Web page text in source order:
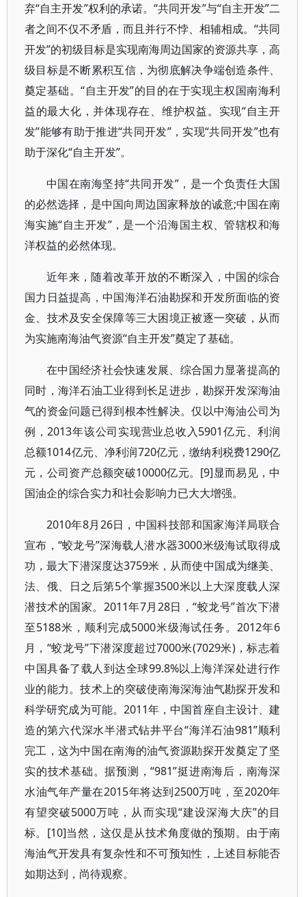
弃“自主开发”权利的承诺。“共同开发”与“自主开发”二
者之间不仅不矛盾，而且并行不悖、相辅相成。“共同
开发”的初级目标是实现南海周边国家的资源共享，高
级目标是不断累积互信，为彻底解决争端创造条件、
奠定基础。“自主开发”的目的在于实现主权国南海利
益的最大化，并体现存在、维护权益。实现“自主开
发”能够有助于推进“共同开发”，实现“共同开发”也有
助于深化“自主开发”。
中国在南海坚持“共同开发”，是一个负责任大国
的必然选择，是中国向周边国家释放的诚意;中国在南
海实施“自主开发”，是一个沿海国主权、管辖权和海
洋权益的必然体现。
近年来，随着改革开放的不断深入，中国的综合
国力日益提高，中国海洋石油勘探和开发所面临的资
金、技术及安全保障等三大困境正被逐一突破，从而
为实施南海油气资源“自主开发”奠定了基础。
在中国经济社会快速发展、综合国力显著提高的
同时，海洋石油工业得到长足进步，勘探开发深海油
气的资金问题已得到根本性解决。仅以中海油公司为
例，2013年该公司实现营业总收入5901亿元、利润
总额1014亿元、净利润720亿元，缴纳利税费1290亿
元，公司资产总额突破10000亿元。[9]显而易见，中
国油企的综合实力和社会影响力已大大增强。
2010年8月26日，中国科技部和国家海洋局联合
宣布，“蛟龙号”深海载人潜水器3000米级海试取得成
功，最大下潜深度达3759米，从而使中国成为继美、
法、俄、日之后第5个掌握3500米以上大深度载人深
潜技术的国家。2011年7月28日，“蛟龙号”首次下潜
至5188米，顺利完成5000米级海试任务。2012年6
月，“蛟龙号”下潜深度超过7000米(7029米)，标志着
中国具备了载人到达全球99.8%以上海洋深处进行作
业的能力。技术上的突破使南海深海油气勘探开发和
科学研究成为可能。2011年，中国首座自主设计、建
造的第六代深水半潜式钻井平台“海洋石油981”顺利
完工，这为中国在南海的油气资源勘探开发奠定了坚
实的技术基础。据预测，“981”挺进南海后，南海深
水油气年产量在2015年将达到2500万吨，至2020年
有望突破5000万吨，从而实现“建设深海大庆”的目
标。[10]当然，这仅是从技术角度做的预期。由于南
海油气开发具有复杂性和不可预知性，上述目标能否
如期达到，尚待观察。